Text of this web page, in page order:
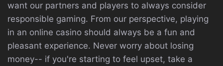
want our partners and players to always consider
responsible gaming. From our perspective, playing
in an online casino should always be a fun and
pleasant experience. Never worry about losing
money-- if you're starting to feel upset, take a